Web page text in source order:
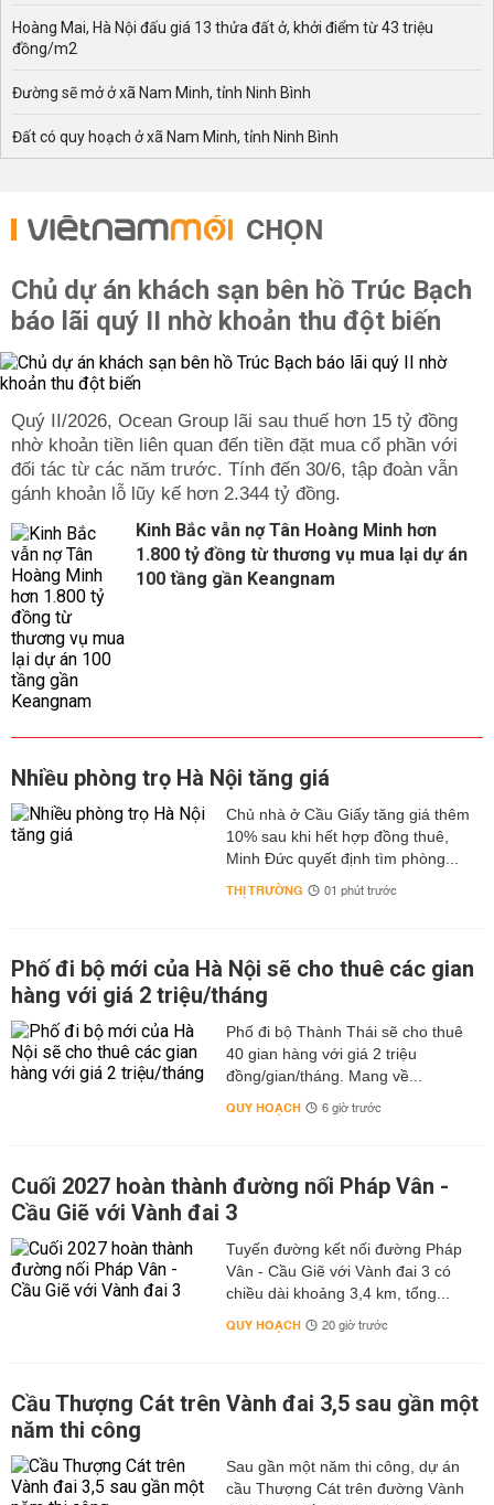
Hoàng Mai, Hà Nội đấu giá 13 thửa đất ở, khởi điểm từ 43 triệu
đồng/m2
Đường sẽ mở ở xã Nam Minh, tỉnh Ninh Bình
Đất có quy hoạch ở xã Nam Minh, tỉnh Ninh Bình
CHỌN
Chủ dự án khách sạn bên hồ Trúc Bạch
báo lãi quý II nhờ khoản thu đột biến
Quý II/2026, Ocean Group lãi sau thuế hơn 15 tỷ đồng
nhờ khoản tiền liên quan đến tiền đặt mua cổ phần với
đối tác từ các năm trước. Tính đến 30/6, tập đoàn vẫn
gánh khoản lỗ lũy kế hơn 2.344 tỷ đồng.
Kinh Bắc vẫn nợ Tân Hoàng Minh hơn
1.800 tỷ đồng từ thương vụ mua lại dự án
100 tầng gần Keangnam
Nhiều phòng trọ Hà Nội tăng giá
Chủ nhà ở Cầu Giấy tăng giá thêm
10% sau khi hết hợp đồng thuê,
Minh Đức quyết định tìm phòng...
THỊ TRƯỜNG 01 phút trước
Phố đi bộ mới của Hà Nội sẽ cho thuê các gian
hàng với giá 2 triệu/tháng
Phố đi bộ Thành Thái sẽ cho thuê
40 gian hàng với giá 2 triệu
đồng/gian/tháng. Mang về...
QUY HOẠCH 6 giờ trước
Cuối 2027 hoàn thành đường nối Pháp Vân -
Cầu Giẽ với Vành đai 3
Tuyến đường kết nối đường Pháp
Vân - Cầu Giẽ với Vành đai 3 có
chiều dài khoảng 3,4 km, tổng...
QUY HOẠCH 20 giờ trước
Cầu Thượng Cát trên Vành đai 3,5 sau gần một
năm thi công
Sau gần một năm thi công, dự án
cầu Thượng Cát trên đường Vành